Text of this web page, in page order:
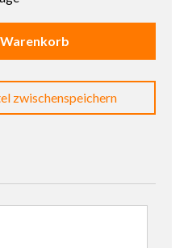
Warenkorb
zwischenspeichern